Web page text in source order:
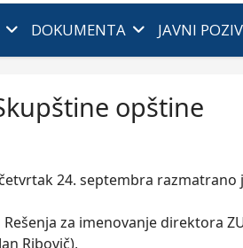
DOKUMENTA JAVNI
opštine
24. septembra
za imenovanje direktora
Ribovič),